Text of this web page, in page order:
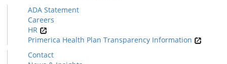
ADA Statement
Careers
HR
Primerica Health Plan Transparency Information
Contact